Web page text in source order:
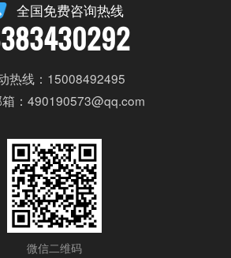
全国免费咨询热线
热线：15008492495
：490190573@qq.com
微信二维码